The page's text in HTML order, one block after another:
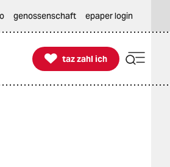
genossenschaft epaper login

taz zahl ich
taz zahl ich